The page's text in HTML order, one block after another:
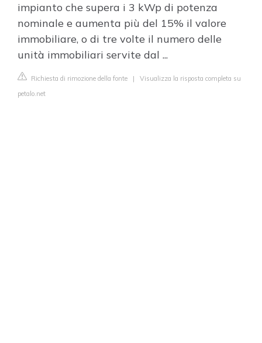
impianto che supera i 3 kWp di potenza
nominale e aumenta più del 15% il valore
immobiliare, o di tre volte il numero delle
unità immobiliari servite dal ...
Richiesta di rimozione della fonte | Visualizza la risposta completa su
petalo.net